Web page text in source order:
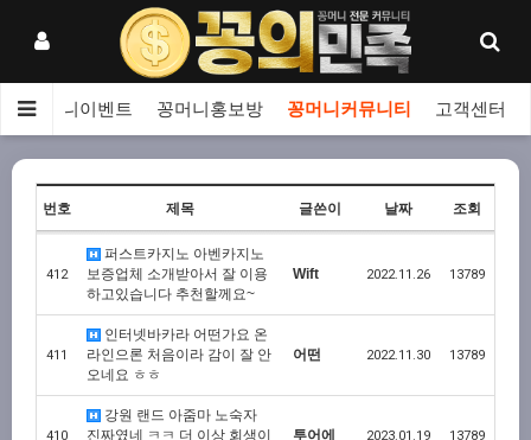
꽁머니이벤트 꽁머니홍보방 꽁머니커뮤니티 고객센터
번호 제목 글쓴이 날짜 조회
412
퍼스트카지노 아벤카지노
보증업체 소개받아서 잘 이용
하고있습니다 추천할께요~
Wift 2022.11.26 13789
411
인터넷바카라 어떤가요 온
라인으론 처음이라 감이 잘 안
오네요 ㅎㅎ
어떤 2022.11.30 13789
410
강원 랜드 아줌마 노숙자
진짜였네 ㅋㅋ 더 이상 회생이
투어에 2023.01.19 13789